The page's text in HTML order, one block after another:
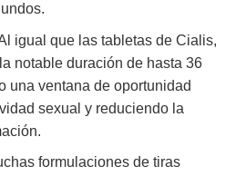
igual que las tabletas de Cialis,
notable duración de hasta 36
una ventana de oportunidad
sexual y reduciendo la
formulaciones de tiras